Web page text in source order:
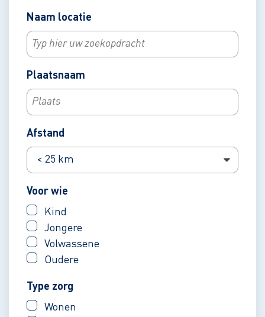
Naam locatie
Plaatsnaam
Afstand
Voor wie
Kind
Jongere
Volwassene
Oudere
Type zorg
Wonen